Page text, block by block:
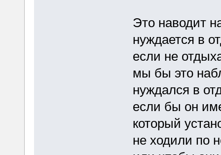
Это наводит
нуждается в
если не
мы бы это
нуждался в
если бы он
который
не ходили по